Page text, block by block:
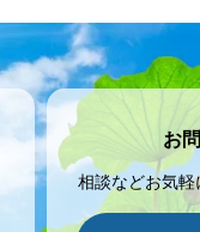
お
相談などお気